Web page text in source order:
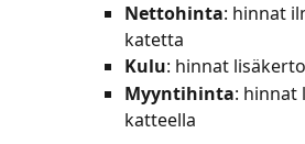
Nettohinta: hinnat
katetta
Kulu: hinnat
Myyntihinta: hinnat
katteella